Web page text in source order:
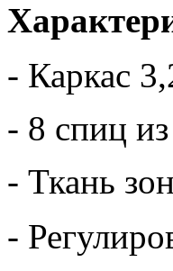
- Каркас
- 8 спиц
- Ткань
-